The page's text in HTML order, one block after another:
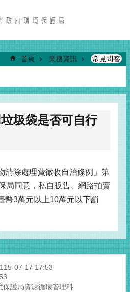
首頁 業務資訊 常見問答
圾袋是否可自行
清除處理費徵收自治條例」第
局同意，私自販售、網路拍賣
幣3萬元以上10萬元以下罰
07-17 17:53
保護局資源循環管理科